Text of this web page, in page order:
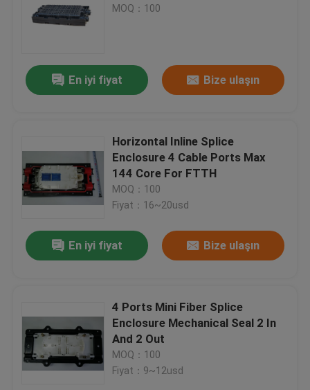
MOQ：100
En iyi fiyat Bize ulaşın
Horizontal Inline Splice
Enclosure 4 Cable Ports Max
144 Core For FTTH
MOQ：100
Fiyat：16~20usd
En iyi fiyat Bize ulaşın
4 Ports Mini Fiber Splice
Enclosure Mechanical Seal 2 In
And 2 Out
MOQ：100
Fiyat：9~12usd